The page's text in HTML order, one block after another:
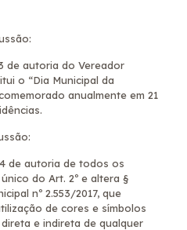
de autoria do Vereador
o “Dia Municipal da
anualmente em 21
de autoria de todos os
do Art. 2º e altera §
nº 2.553/2017, que
de cores e símbolos
e indireta de qualquer